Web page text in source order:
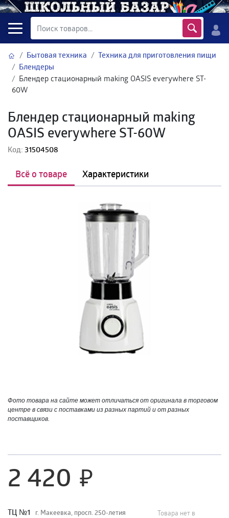
Бытовая техника
Техника для приготовления пищи
Блендеры
Блендер стационарный making OASIS everywhere ST-
60W
Блендер стационарный making
OASIS everywhere ST-60W
Код:31504508
Всё о товаре Характеристики
Фото товара на сайте может отличаться от оригинала в торговом
центре в связи с поставками из разных партий и от разных
поставщиков.
2 420
TЦ №1
г. Макеевка, просп. 250-летия
Товара нет в